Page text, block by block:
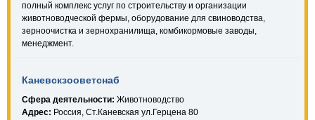
полный комплекс услуг по строительству и организации
животноводческой фермы, оборудование для свиноводства,
зерноочистка и зернохранилища, комбикормовые заводы,
менеджмент.
Каневскзооветснаб
Сфера деятельности: Животноводство
Адрес: Россия, Ст.Каневская ул.Герцена 80